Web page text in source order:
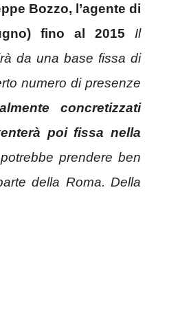
Bozzo, l’agente di
fino al 2015
Il
da una base fissa di
numero di presenze
concretizzati
poi fissa nella
prendere ben
della Roma. Della